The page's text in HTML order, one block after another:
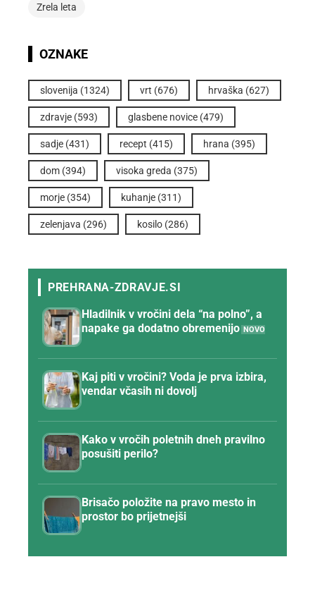
Zrela leta
OZNAKE
slovenija (1324) vrt (676) hrvaška (627)
zdravje (593) glasbene novice (479)
sadje (431) recept (415) hrana (395)
dom (394) visoka greda (375)
morje (354) kuhanje (311)
zelenjava (296) kosilo (286)
Hladilnik v vročini dela “na polno”, a
napake ga dodatno obremenijo
Kaj piti v vročini? Voda je prva izbira,
vendar včasih ni dovolj
Kako v vročih poletnih dneh pravilno
posušiti perilo?
Brisačo položite na pravo mesto in
prostor bo prijetnejši